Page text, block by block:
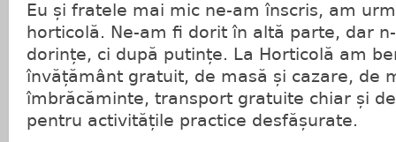
Eu și fratele mai mic ne-am înscris, am
horticolă. Ne-am fi dorit în altă parte, dar
dorințe, ci după putințe. La Horticolă am
învățământ gratuit, de masă și cazare, de
îmbrăcăminte, transport gratuite chiar și
pentru activitățile practice desfășurate.